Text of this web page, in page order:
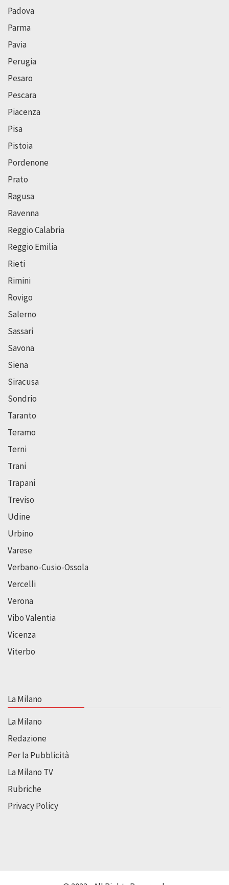
Padova
Parma
Pavia
Perugia
Pesaro
Pescara
Piacenza
Pisa
Pistoia
Pordenone
Prato
Ragusa
Ravenna
Reggio Calabria
Reggio Emilia
Rieti
Rimini
Rovigo
Salerno
Sassari
Savona
Siena
Siracusa
Sondrio
Taranto
Teramo
Terni
Trani
Trapani
Treviso
Udine
Urbino
Varese
Verbano-Cusio-Ossola
Vercelli
Verona
Vibo Valentia
Vicenza
Viterbo
La Milano
La Milano
Redazione
Per la Pubblicità
La Milano TV
Rubriche
Privacy Policy